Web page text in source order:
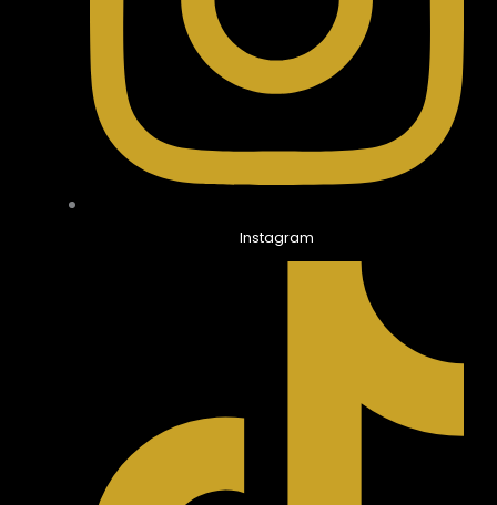
Instagram